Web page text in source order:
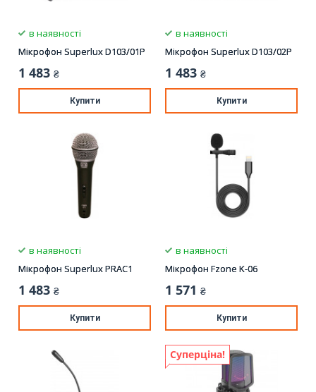
в наявності
Мікрофон Superlux D103/01P
1 483 ₴
Купити
в наявності
Мікрофон Superlux D103/02P
1 483 ₴
Купити
в наявності
Мікрофон Superlux PRAC1
1 483 ₴
Купити
в наявності
Мікрофон Fzone K-06
1 571 ₴
Купити
Суперціна!